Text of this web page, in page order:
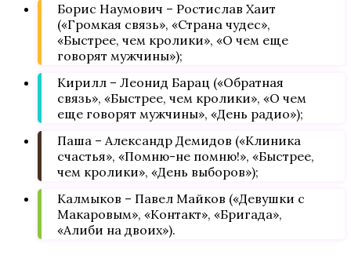
Борис Наумович – Ростислав Хаит
(«Громкая связь», «Страна чудес»,
«Быстрее, чем кролики», «О чем еще
говорят мужчины»);
Кирилл – Леонид Барац («Обратная
связь», «Быстрее, чем кролики», «О чем
еще говорят мужчины», «День радио»);
Паша – Александр Демидов («Клиника
счастья», «Помню-не помню!», «Быстрее,
чем кролики», «День выборов»);
Калмыков – Павел Майков («Девушки с
Макаровым», «Контакт», «Бригада»,
«Алиби на двоих»).